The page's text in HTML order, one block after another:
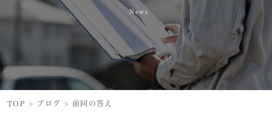
News
TOP > ブログ > 前回の答え